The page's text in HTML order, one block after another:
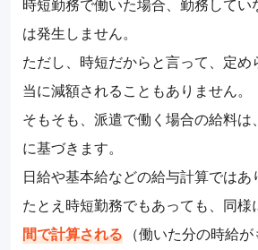
は発生しません。
ただし、時短だからと言って、定め
当に減額されることもありません。
そもそも、派遣で働く場合の給料は
に基づきます。
日給や基本給などの給与計算ではあ
たとえ時短勤務でもあっても、同様
間で計算される （働いた分の時給